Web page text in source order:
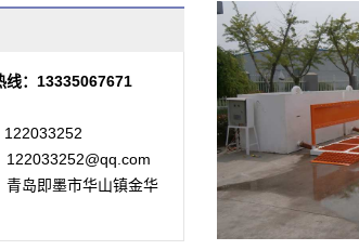
煤矿洗轮机-工程洗车机是治理渣土车污染道路...
煤矿洗轮机-安装渣土车工地洗车机,保障拉萨...
线：13335067671
122033252
122033252@qq.com
青岛即墨市华山镇金华